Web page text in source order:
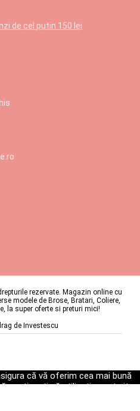
de cel putin 150 lei
rezervate. Magazin online cu
modele de Brose, Bratari, Coliere,
la super oferte si preturi mici!
de Investescu
că vă oferim cea mai bună
continuați să utilizați acest site,